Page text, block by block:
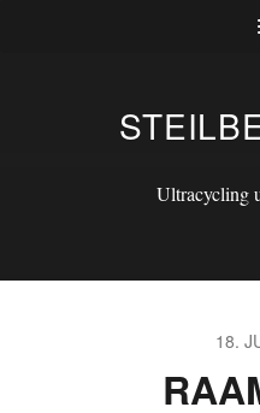
Ultracycling
18.